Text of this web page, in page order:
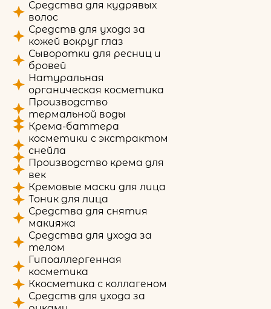
Средства для кудрявых
волос
Средств для ухода за
кожей вокруг глаз
Сыворотки для ресниц и
бровей
Натуральная
органическая косметика
Производство
термальной воды
Крема-баттера
косметики с экстрактом
снейла
Производство крема для
век
Кремовые маски для лица
Тоник для лица
Средства для снятия
макияжа
Средства для ухода за
телом
Гипоаллергенная
косметика
Ккосметика с коллагеном
Средств для ухода за